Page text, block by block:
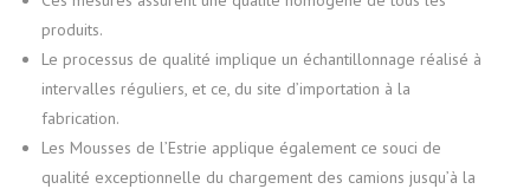
produits.
Le processus de qualité implique un échantillonnage réalisé à
intervalles réguliers, et ce, du site d’importation à la
fabrication.
Les Mousses de l’Estrie applique également ce souci de
qualité exceptionnelle du chargement des camions jusqu’à la